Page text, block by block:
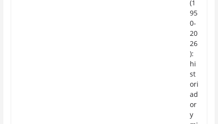
(1
95
0-
20
26
):
hi
st
ori
ad
or
y